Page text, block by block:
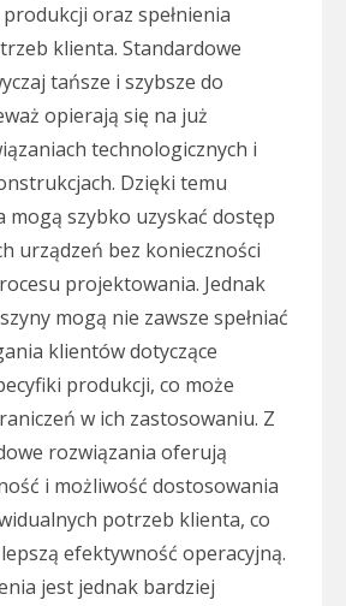
oraz spełnienia
klienta. Standardowe
tańsze i szybsze do
opierają się na już
technologicznych i
Dzięki temu
mogą szybko uzyskać dostęp
urządzeń bez konieczności
projektowania. Jednak
mogą nie zawsze spełniać
klientów dotyczące
produkcji, co może
w ich zastosowaniu. Z
rozwiązania oferują
i możliwość dostosowania
potrzeb klienta, co
efektywność operacyjną.
jest jednak bardziej